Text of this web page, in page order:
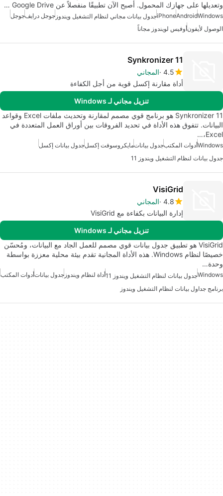
وتعديلها على جهازك المحمول. أصبح الآن تطبيقًا منفصلاً عن Google Drive …
Windows
Android
iPhoneجدول بيانات مجاني لنظام التشغيل ويندوز جوجل درايفجوجل
الوصول لأيفونأوفيس لويندوز مجاناً
Synkronizer 11
4.5 المجاني
أداة مقارنة إكسل قوية من أجل الكفاءة
تنزيل مجاني لـ Windows
Synkronizer 11 هو برنامج قوي مصمم لمقارنة وتحديث ملفات Excel وقواعد
البيانات. تتفوق هذه الأداة في تحديد الفروقات بين أوراق العمل المتعددة في
Excel،…
Windowsأدوات المكتبجدول بياناتمايكروسوفت إكسلجدول بيانات إكسل
جدول بيانات لنظام التشغيل ويندوز 11
VisiGrid
4.8 المجاني
إدارة البيانات بكفاءة مع VisiGrid
تنزيل مجاني لـ Windows
VisiGrid هو تطبيق جدول بيانات قوي مصمم للعمل الجاد مع البيانات، ومُحسّن
خصيصًا لنظام Windows. هذه الأداة المجانية تقدم بيئة محلية معززة بواسطة
وحدة…
Windowsجدول بيانات لنظام التشغيل ويندوز 11 أداة لنظام ويندوز جدول بياناتأدوات المكتب
برنامج جداول بيانات لنظام التشغيل ويندوز